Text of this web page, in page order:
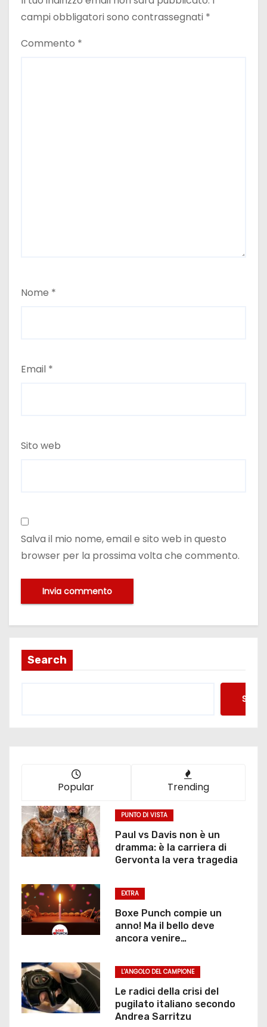
campi obbligatori sono contrassegnati *
Commento *
Nome *
Email *
Sito web
Salva il mio nome, email e sito web in questo
browser per la prossima volta che commento.
Search
Popular Trending
PUNTO DI VISTA
Paul vs Davis non è un
dramma: è la carriera di
Gervonta la vera tragedia
EXTRA
Boxe Punch compie un
anno! Ma il bello deve
ancora venire…
L'ANGOLO DEL CAMPIONE
Le radici della crisi del
pugilato italiano secondo
Andrea Sarritzu